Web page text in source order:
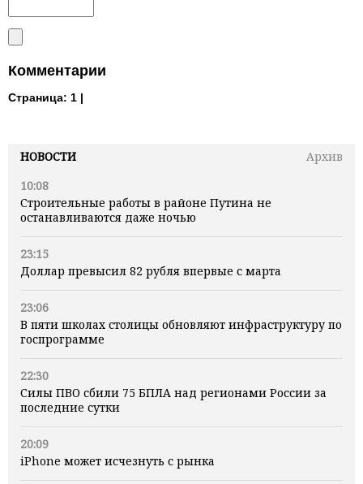
НОВОСТИ
Архив
10:08
Строительные работы в районе Путина не
останавливаются даже ночью
23:15
Доллар превысил 82 рубля впервые с марта
23:06
В пяти школах столицы обновляют инфраструктуру по
госпрограмме
22:30
Силы ПВО сбили 75 БПЛА над регионами России за
последние сутки
20:09
iPhone может исчезнуть с рынка
Комментарии
Страница: 1 |